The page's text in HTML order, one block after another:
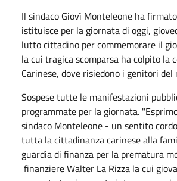
Il sindaco Giovì Monteleone ha
istituisce per la giornata di oggi,
lutto cittadino per commemorare il
la cui tragica scomparsa ha colpito la
Carinese, dove risiedono i genitori del
Sospese tutte le manifestazioni
programmate per la giornata.
sindaco Monteleone - un sentito
tutta la cittadinanza carinese alla
guardia di finanza per la prematura
finanziere Walter La Rizza la cui